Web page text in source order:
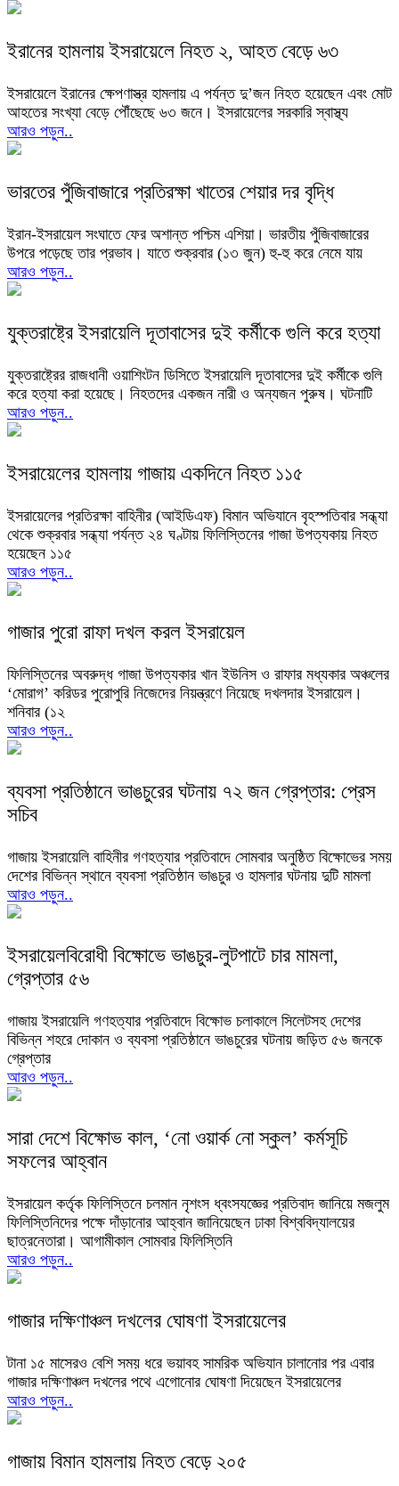
ইরানের হামলায় ইসরায়েলে নিহত ২, আহত বেড়ে ৬৩
ইসরায়েলে ইরানের ক্ষেপণাস্ত্র হামলায় এ পর্যন্ত দু’জন নিহত হয়েছেন এবং মোট
আহতের সংখ্যা বেড়ে পৌঁছেছে ৬৩ জনে। ইসরায়েলের সরকারি স্বাস্থ্য
আরও পড়ুন..
ভারতের পুঁজিবাজারে প্রতিরক্ষা খাতের শেয়ার দর বৃদ্ধি
ইরান-ইসরায়েল সংঘাতে ফের অশান্ত পশ্চিম এশিয়া। ভারতীয় পুঁজিবাজারের
উপরে পড়েছে তার প্রভাব। যাতে শুক্রবার (১৩ জুন) হু-হু করে নেমে যায়
আরও পড়ুন..
যুক্তরাষ্ট্রে ইসরায়েলি দূতাবাসের দুই কর্মীকে গুলি করে হত্যা
যুক্তরাষ্ট্রের রাজধানী ওয়াশিংটন ডিসিতে ইসরায়েলি দূতাবাসের দুই কর্মীকে গুলি
করে হত্যা করা হয়েছে। নিহতদের একজন নারী ও অন্যজন পুরুষ। ঘটনাটি
আরও পড়ুন..
ইসরায়েলের হামলায় গাজায় একদিনে নিহত ১১৫
ইসরায়েলের প্রতিরক্ষা বাহিনীর (আইডিএফ) বিমান অভিযানে বৃহস্পতিবার সন্ধ্যা
থেকে শুক্রবার সন্ধ্যা পর্যন্ত ২৪ ঘণ্টায় ফিলিস্তিনের গাজা উপত্যকায় নিহত
হয়েছেন ১১৫
আরও পড়ুন..
গাজার পুরো রাফা দখল করল ইসরায়েল
ফিলিস্তিনের অবরুদ্ধ গাজা উপত্যকার খান ইউনিস ও রাফার মধ্যকার অঞ্চলের
‘মোরাগ’ করিডর পুরোপুরি নিজেদের নিয়ন্ত্রণে নিয়েছে দখলদার ইসরায়েল।
শনিবার (১২
আরও পড়ুন..
ব্যবসা প্রতিষ্ঠানে ভাঙচুরের ঘটনায় ৭২ জন গ্রেপ্তার: প্রেস
সচিব
গাজায় ইসরায়েলি বাহিনীর গণহত্যার প্রতিবাদে সোমবার অনুষ্ঠিত বিক্ষোভের সময়
দেশের বিভিন্ন স্থানে ব্যবসা প্রতিষ্ঠান ভাঙচুর ও হামলার ঘটনায় দুটি মামলা
আরও পড়ুন..
ইসরায়েলবিরোধী বিক্ষোভে ভাঙচুর-লুটপাটে চার মামলা,
গ্রেপ্তার ৫৬
গাজায় ইসরায়েলি গণহত্যার প্রতিবাদে বিক্ষোভ চলাকালে সিলেটসহ দেশের
বিভিন্ন শহরে দোকান ও ব্যবসা প্রতিষ্ঠানে ভাঙচুরের ঘটনায় জড়িত ৫৬ জনকে
গ্রেপ্তার
আরও পড়ুন..
সারা দেশে বিক্ষোভ কাল, ‘নো ওয়ার্ক নো স্কুল’ কর্মসূচি
সফলের আহ্বান
ইসরায়েল কর্তৃক ফিলিস্তিনে চলমান নৃশংস ধ্বংসযজ্ঞের প্রতিবাদ জানিয়ে মজলুম
ফিলিস্তিনিদের পক্ষে দাঁড়ানোর আহ্বান জানিয়েছেন ঢাকা বিশ্ববিদ্যালয়ের
ছাত্রনেতারা। আগামীকাল সোমবার ফিলিস্তিনি
আরও পড়ুন..
গাজার দক্ষিণাঞ্চল দখলের ঘোষণা ইসরায়েলের
টানা ১৫ মাসেরও বেশি সময় ধরে ভয়াবহ সামরিক অভিযান চালানোর পর এবার
গাজার দক্ষিণাঞ্চল দখলের পথে এগোনোর ঘোষণা দিয়েছেন ইসরায়েলের
আরও পড়ুন..
গাজায় বিমান হামলায় নিহত বেড়ে ২০৫